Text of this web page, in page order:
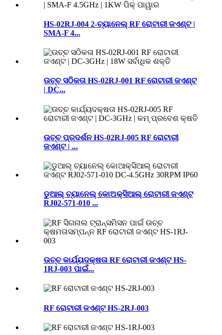
HS-02RJ-004 2-ଚ୍ୟାନେଲ୍ RF ରୋଟାରୀ ଜଏଣ୍ଟ |
SMA-F 4...
ଉଚ୍ଚ ସଠିକତା HS-02RJ-001 RF ରୋଟାରୀ ଜଏଣ୍ଟ
| DC...
ଉଚ୍ଚ ପ୍ରଦର୍ଶନ HS-02RJ-005 RF ରୋଟାରୀ
ଜଏଣ୍ଟ | ...
ଡୁଆଲ୍ ଚ୍ୟାନେଲ୍ କୋଅକ୍ସିଆଲ୍ ରୋଟାରୀ ଜଏଣ୍ଟ
RJ02-571-010 ...
ଉଚ୍ଚ କାର୍ଯ୍ୟଦକ୍ଷତା RF ରୋଟାରୀ ଜଏଣ୍ଟ HS-
1RJ-003 ପାଇଁ...
RF ରୋଟାରୀ ଜଏଣ୍ଟ HS-2RJ-003